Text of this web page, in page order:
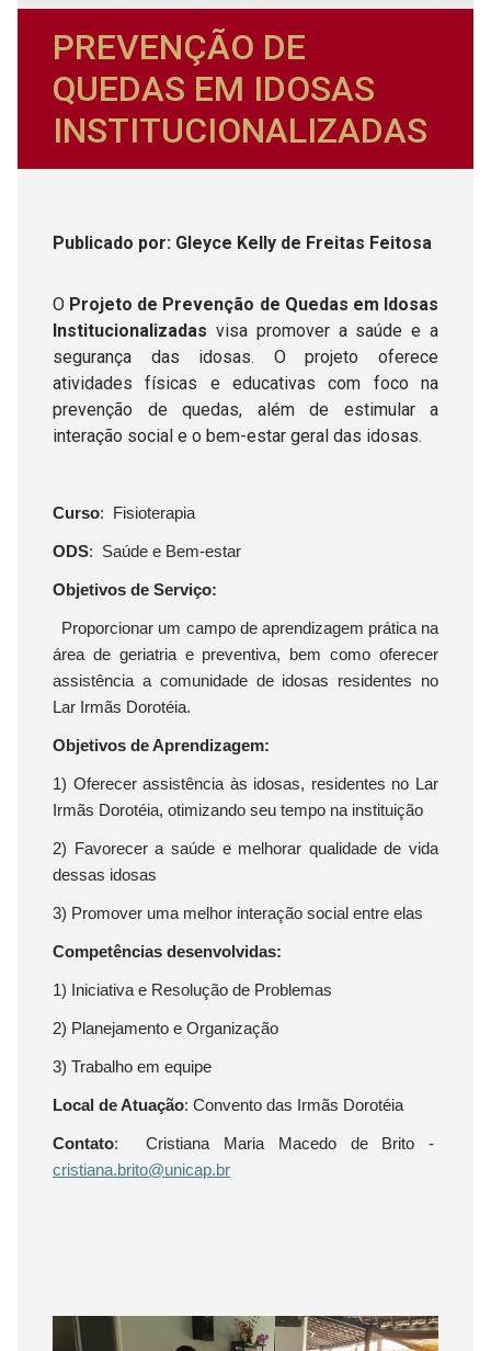
PREVENÇÃO DE
QUEDAS EM IDOSAS
INSTITUCIONALIZADAS
Publicado por: Gleyce Kelly de Freitas Feitosa
O Projeto de Prevenção de Quedas em Idosas
Institucionalizadas visa promover a saúde e a
segurança das idosas. O projeto oferece
atividades físicas e educativas com foco na
prevenção de quedas, além de estimular a
interação social e o bem-estar geral das idosas.
Curso: Fisioterapia
ODS: Saúde e Bem-estar
Objetivos de Serviço:
Proporcionar um campo de aprendizagem prática na
área de geriatria e preventiva, bem como oferecer
assistência a comunidade de idosas residentes no
Lar Irmãs Dorotéia.
Objetivos de Aprendizagem:
1) Oferecer assistência às idosas, residentes no Lar
Irmãs Dorotéia, otimizando seu tempo na instituição
2) Favorecer a saúde e melhorar qualidade de vida
dessas idosas
3) Promover uma melhor interação social entre elas
Competências desenvolvidas:
1) Iniciativa e Resolução de Problemas
2) Planejamento e Organização
3) Trabalho em equipe
Local de Atuação: Convento das Irmãs Dorotéia
Contato: Cristiana Maria Macedo de Brito -
cristiana.brito@unicap.br